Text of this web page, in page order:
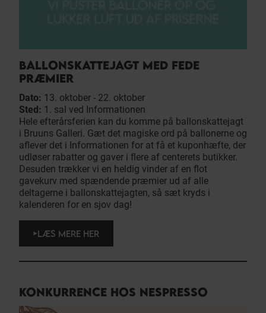
BALLONSKATTEJAGT MED FEDE
PRÆMIER
Dato: 13. oktober - 22. oktober
Sted: 1. sal ved Informationen
Hele efterårsferien kan du komme på ballonskattejagt
i Bruuns Galleri. Gæt det magiske ord på ballonerne og
aflever det i Informationen for at få et kuponhæfte, der
udløser rabatter og gaver i flere af centerets butikker.
Desuden trækker vi en heldig vinder af en flot
gavekurv med spændende præmier ud af alle
deltagerne i ballonskattejagten, så sæt kryds i
kalenderen for en sjov dag!
LÆS MERE HER
KONKURRENCE HOS NESPRESSO